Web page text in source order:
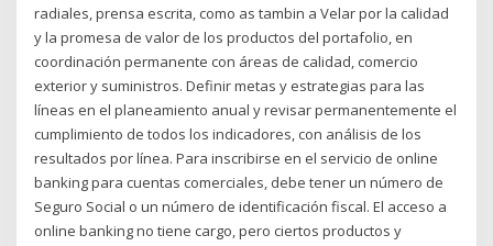
radiales, prensa escrita, como as tambin a Velar por la calidad
y la promesa de valor de los productos del portafolio, en
coordinación permanente con áreas de calidad, comercio
exterior y suministros. Definir metas y estrategias para las
líneas en el planeamiento anual y revisar permanentemente el
cumplimiento de todos los indicadores, con análisis de los
resultados por línea. Para inscribirse en el servicio de online
banking para cuentas comerciales, debe tener un número de
Seguro Social o un número de identificación fiscal. El acceso a
online banking no tiene cargo, pero ciertos productos y